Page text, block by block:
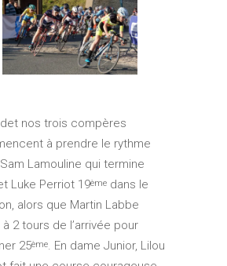
nos trois compères
à prendre le rythme
Lamouline qui termine
Luke Perriot 19ème dans le
alors que Martin Labbe
2 tours de l’arrivée pour
25ème. En dame Junior, Lilou